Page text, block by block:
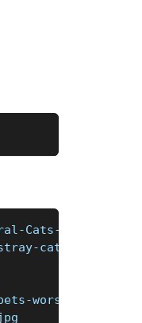
Cats-03.jpg
cats-8.jpg
worshipped-